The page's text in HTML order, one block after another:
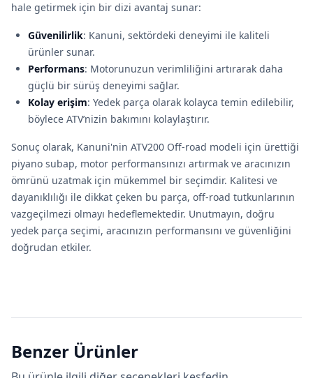
hale getirmek için bir dizi avantaj sunar:
Güvenilirlik: Kanuni, sektördeki deneyimi ile kaliteli
ürünler sunar.
Performans: Motorunuzun verimliliğini artırarak daha
güçlü bir sürüş deneyimi sağlar.
Kolay erişim: Yedek parça olarak kolayca temin edilebilir,
böylece ATV’nizin bakımını kolaylaştırır.
Sonuç olarak, Kanuni'nin ATV200 Off-road modeli için ürettiği
piyano subap, motor performansınızı artırmak ve aracınızın
ömrünü uzatmak için mükemmel bir seçimdir. Kalitesi ve
dayanıklılığı ile dikkat çeken bu parça, off-road tutkunlarının
vazgeçilmezi olmayı hedeflemektedir. Unutmayın, doğru
yedek parça seçimi, aracınızın performansını ve güvenliğini
doğrudan etkiler.
Benzer Ürünler